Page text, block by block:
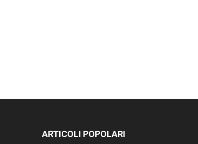
ARTICOLI POPOLARI